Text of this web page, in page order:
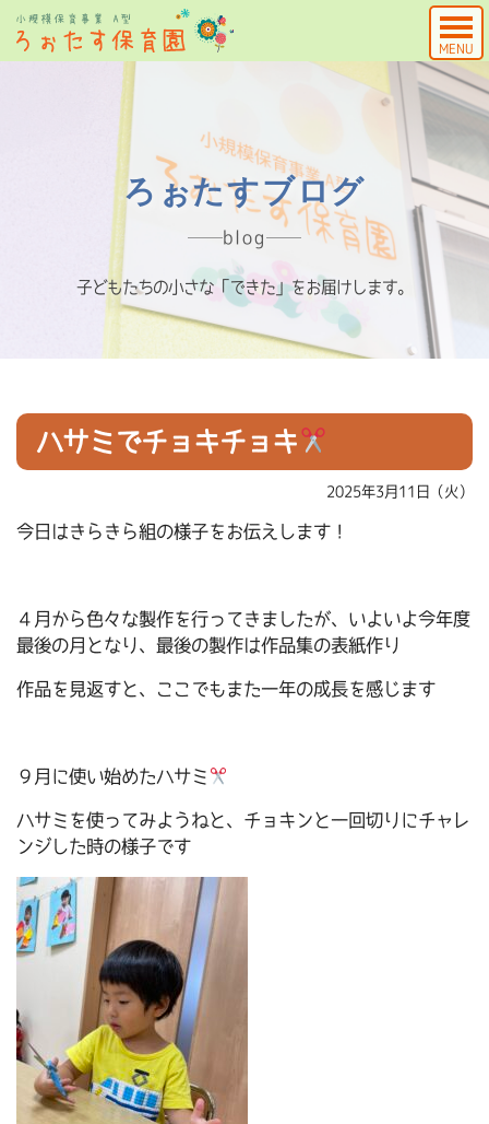
MENU
ろぉたすブログ
blog
子どもたちの小さな「できた」をお届けします。
ハサミでチョキチョキ
2025年3月11日（火）
今日はきらきら組の様子をお伝えします！
４月から色々な製作を行ってきましたが、いよいよ今年度
最後の月となり、最後の製作は作品集の表紙作り
作品を見返すと、ここでもまた一年の成長を感じます
９月に使い始めたハサミ
ハサミを使ってみようねと、チョキンと一回切りにチャレ
ンジした時の様子です